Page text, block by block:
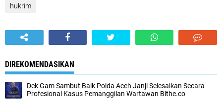
hukrim
DIREKOMENDASIKAN
Dek Gam Sambut Baik Polda Aceh Janji Selesaikan Secara
Profesional Kasus Pemanggilan Wartawan Bithe.co